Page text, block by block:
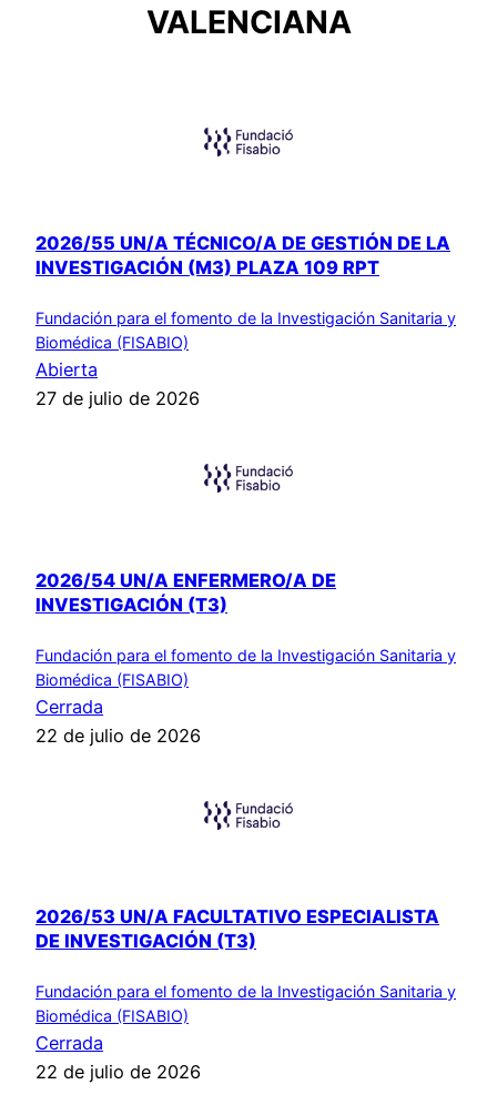
VALENCIANA
2026/55 UN/A TÉCNICO/A DE GESTIÓN DE LA
INVESTIGACIÓN (M3) PLAZA 109 RPT
Fundación para el fomento de la Investigación Sanitaria y
Biomédica (FISABIO)
Abierta
27 de julio de 2026
2026/54 UN/A ENFERMERO/A DE
INVESTIGACIÓN (T3)
Fundación para el fomento de la Investigación Sanitaria y
Biomédica (FISABIO)
Cerrada
22 de julio de 2026
2026/53 UN/A FACULTATIVO ESPECIALISTA
DE INVESTIGACIÓN (T3)
Fundación para el fomento de la Investigación Sanitaria y
Biomédica (FISABIO)
Cerrada
22 de julio de 2026